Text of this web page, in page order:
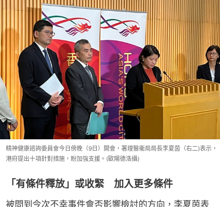
精神健康諮詢委員會今日傍晚（9日）開會，署理醫衞局局長李夏茵（右二)表示，
港府提出十項針對措施，盼加強支援。(歐陽德浩攝)
「有條件釋放」或收緊 加入更多條件
被問到今次不幸事件會否影響檢討的方向，李夏茵表